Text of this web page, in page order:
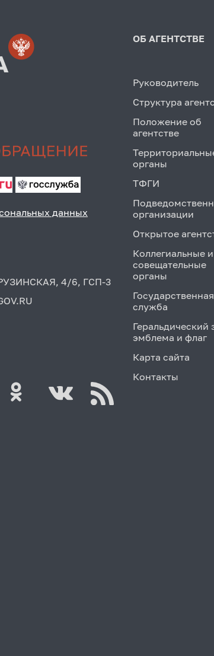
данных
4/6, ГСП-3
ОБ АГЕНТСТВЕ
Руководитель
Структура
Положение об
агентстве
органы
ТФГИ
организации
Открытое
Коллегиальные и
совещательные
органы
Государственная
служба
Геральдический
эмблема и флаг
Карта сайта
Контакты